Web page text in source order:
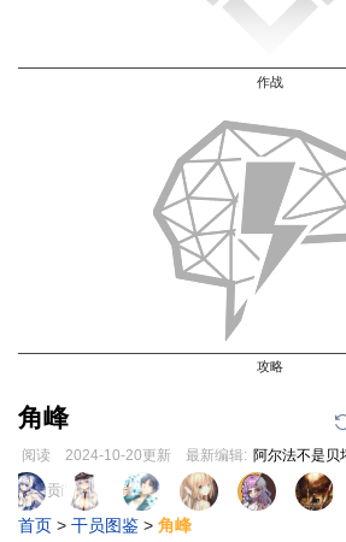
作战
攻略
角峰
阅读 2024-10-20更新 最新编辑: 阿尔法不是贝
跳
到
导
跳
到
搜
页面贡献者 :
首页 > 干员图鉴 > 角峰